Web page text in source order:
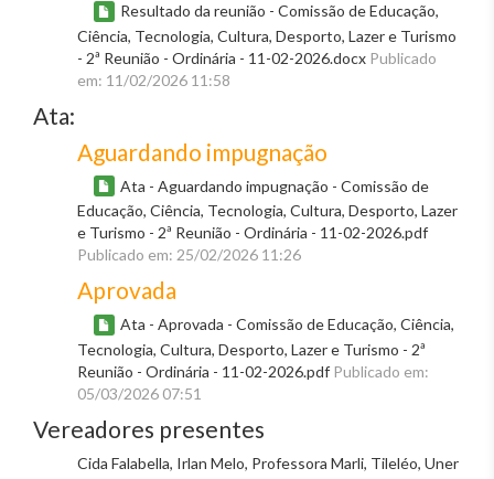
Resultado da reunião - Comissão de Educação,
Ciência, Tecnologia, Cultura, Desporto, Lazer e Turismo
- 2ª Reunião - Ordinária - 11-02-2026.docx Publicado
em: 11/02/2026 11:58
Ata:
Aguardando impugnação
Ata - Aguardando impugnação - Comissão de
Educação, Ciência, Tecnologia, Cultura, Desporto, Lazer
e Turismo - 2ª Reunião - Ordinária - 11-02-2026.pdf
Publicado em: 25/02/2026 11:26
Aprovada
Ata - Aprovada - Comissão de Educação, Ciência,
Tecnologia, Cultura, Desporto, Lazer e Turismo - 2ª
Reunião - Ordinária - 11-02-2026.pdf Publicado em:
05/03/2026 07:51
Vereadores presentes
Cida Falabella, Irlan Melo, Professora Marli, Tileléo, Uner